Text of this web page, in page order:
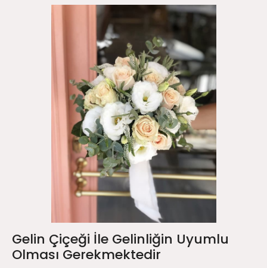
Gelin Çiçeği İle Gelinliğin Uyumlu
Olması Gerekmektedir